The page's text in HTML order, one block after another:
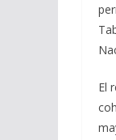
El